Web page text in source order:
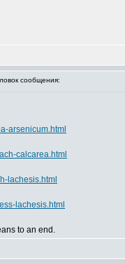
сообщения:
arsenicum.html
calcarea.html
lachesis.html
lachesis.html
to an end.